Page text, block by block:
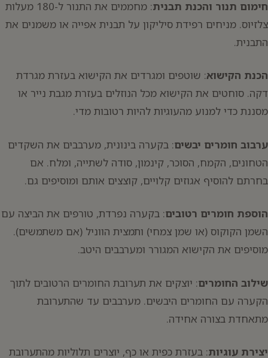
חימום תנור והכנת תבנית
: מחממים את התנור ל-180 מעלות
צלזיוס. מניחים רפידת סיליקון על תבנית אפייה או משמנים את
התבנית.
הכנת הקישוא: שוטפים ומגרדים את הקישוא בעזרת מגרדת
דקה. סוחטים את הקישוא מכל הנוזלים בעזרת מגבת נייר או
מסננת כדי למנוע מהעוגיות להיות רטובות מדי.
ערבוב חומרים יבשים: בקערה בינונית, מערבבים את השקדים
הטחונים, הקמח, הסוכר, קינמון, סודה לשתייה, ומלח. אם
בחרתם להוסיף אגוזים קלויים, קוצצים אותם ומוסיפים גם.
הוספת חומרים רטובים: בקערה נפרדת, טורפים את הביצה עם
השמן הקוקוס (או שמן צמחי) ותמצית הווניל (אם משתמשים).
מוסיפים את הקישוא המגורר ומערבבים היטב.
שילוב החומרים: יוצקים את תערובת החומרים הרטובים לתוך
הקערה עם החומרים היבשים. מערבבים עד שהתערובת
מתאחדת בצורה אחידה.
יצירת עוגיות: בעזרת כפית או כף, יוצרים תלוליות מהתערובת